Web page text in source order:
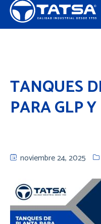
TANQUES
PARA GLP
noviembre 24, 2025